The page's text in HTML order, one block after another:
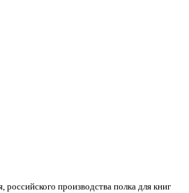
российского производства полка для книг